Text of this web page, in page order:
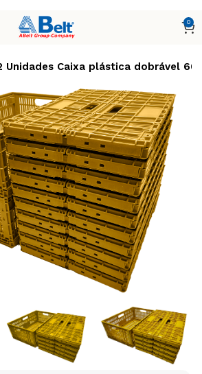
0
Unidades Caixa plástica dobrável